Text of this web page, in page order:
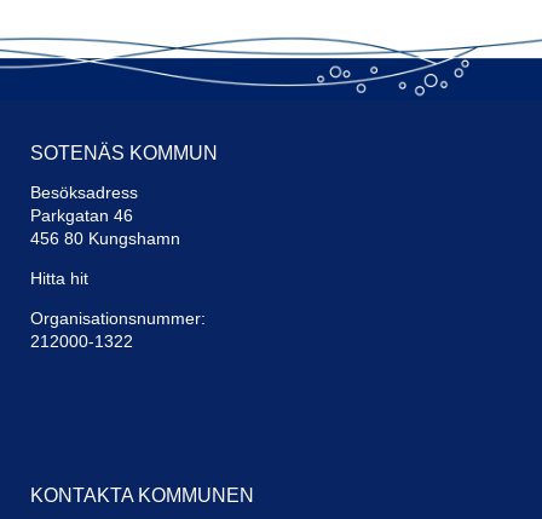
Ewa Ryberg (V)
Mikael Sternemar (L)
Yngve Johansson (MP)
Joakim Haglund (DemR)
Helene Stranne (M)
SOTENÄS KOMMUN
Besöksadress
Parkgatan 46
456 80 Kungshamn
Hitta hit
Organisationsnummer:
212000-1322
KONTAKTA KOMMUNEN